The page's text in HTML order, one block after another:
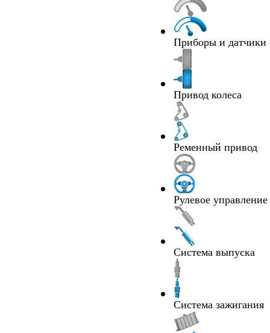
Приборы и датчики
Привод колеса
Ременный привод
Рулевое управление
Система выпуска
Система зажигания